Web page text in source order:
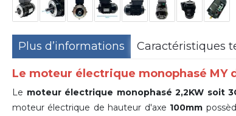
Plus d’informations Caractéristiques
Le moteur électrique monophasé MY
Le moteur électrique monophasé 2,2KW soit
moteur électrique de hauteur d'axe 100mm